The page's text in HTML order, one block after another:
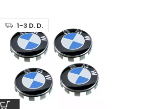
1–3 D. D.